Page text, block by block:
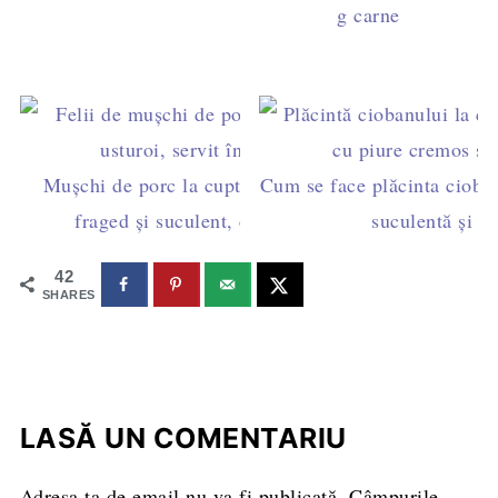
g carne
Mușchi de porc la cuptor împănat cu usturoi –
fraged și suculent, cu sos roșu din tavă
Cum se face plăcinta
suculentă și
42
SHARES
LASĂ UN COMENTARIU